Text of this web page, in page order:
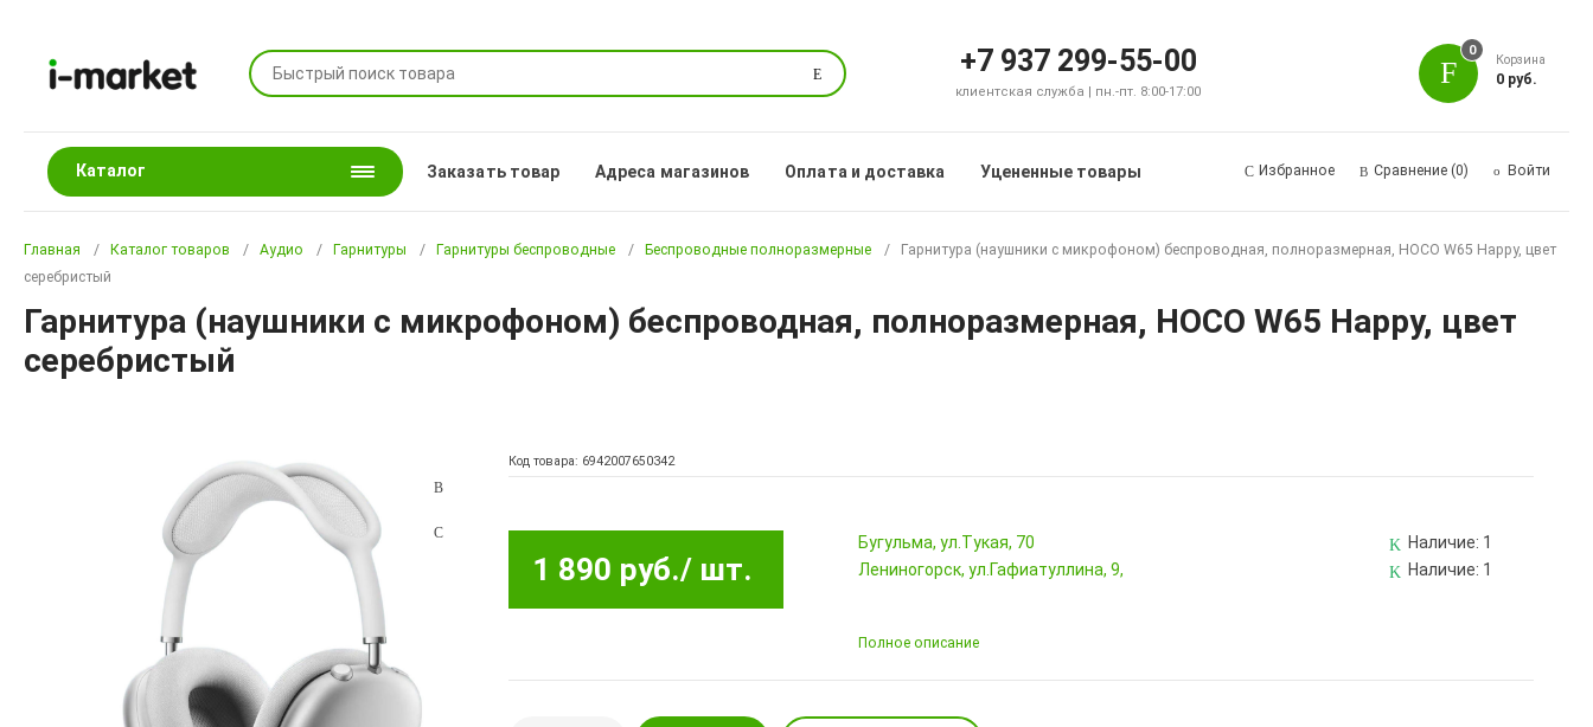
Поиск +7 937 299-55-00
клиентская служба | пн.-пт. 8:00-17:00
0
Корзина
0 руб.
Каталог Заказать товар Адреса магазинов Оплата и доставка Уцененные товары Избранное Сравнение (0) Войти
Главная Каталог товаров Аудио Гарнитуры Гарнитуры беспроводные Беспроводные полноразмерные
Гарнитура (наушники с микрофоном) беспроводная, полноразмерная, HOCO W65 Happy, цвет
серебристый
Гарнитура (наушники с микрофоном) беспроводная, полноразмерная, HOCO W65 Happy, цвет
серебристый
Код товара: 6942007650342
1 890 руб./ шт.
Бугульма, ул.Тукая, 70 Наличие: 1
Лениногорск, ул.Гафиатуллина, 9,
Наличие: 1
Полное описание